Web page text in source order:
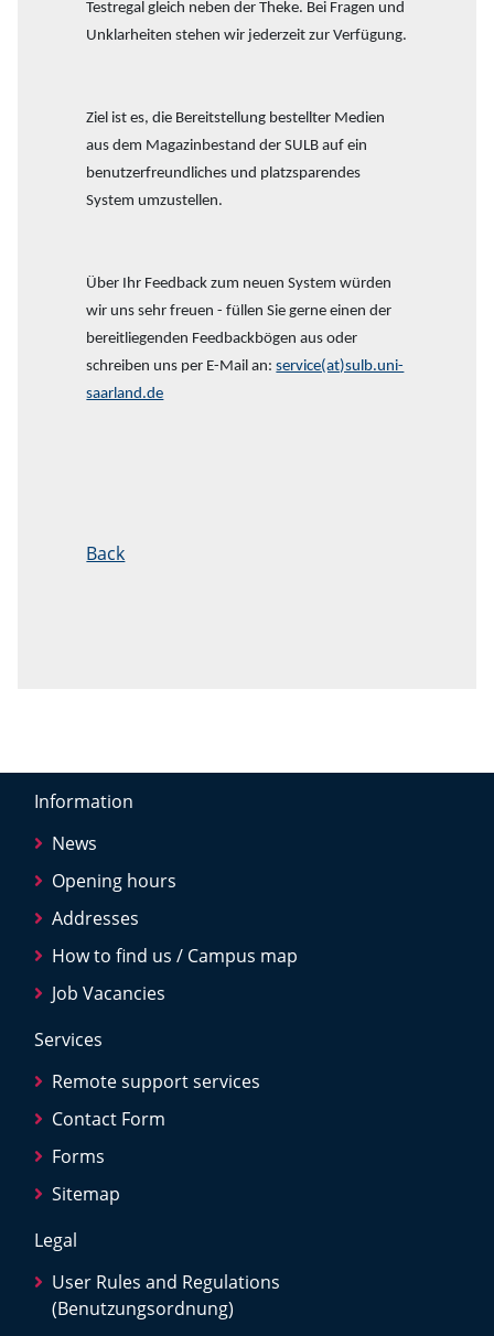
Testregal gleich neben der Theke. Bei Fragen und
Unklarheiten stehen wir jederzeit zur Verfügung.
Ziel ist es, die Bereitstellung bestellter Medien
aus dem Magazinbestand der SULB auf ein
benutzerfreundliches und platzsparendes
System umzustellen.
Über Ihr Feedback zum neuen System würden
wir uns sehr freuen - füllen Sie gerne einen der
bereitliegenden Feedbackbögen aus oder
schreiben uns per E-Mail an:service(at)sulb.uni-
saarland.de
Back
Information
News
Opening hours
Addresses
How to find us / Campus map
Job Vacancies
Services
Remote support services
Contact Form
Forms
Sitemap
Legal
User Rules and Regulations
(Benutzungsordnung)